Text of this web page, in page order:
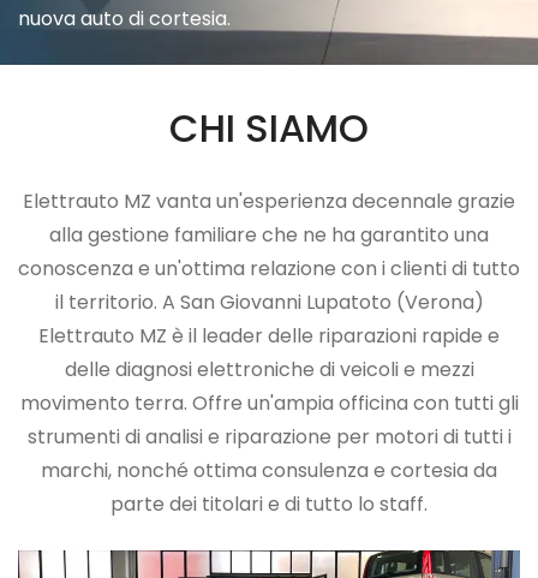
nuova auto di cortesia.
CHI SIAMO
Elettrauto MZ vanta un'esperienza decennale grazie
alla gestione familiare che ne ha garantito una
conoscenza e un'ottima relazione con i clienti di tutto
il territorio. A San Giovanni Lupatoto (Verona)
Elettrauto MZ è il leader delle riparazioni rapide e
delle diagnosi elettroniche di veicoli e mezzi
movimento terra. Offre un'ampia officina con tutti gli
strumenti di analisi e riparazione per motori di tutti i
marchi, nonché ottima consulenza e cortesia da
parte dei titolari e di tutto lo staff.